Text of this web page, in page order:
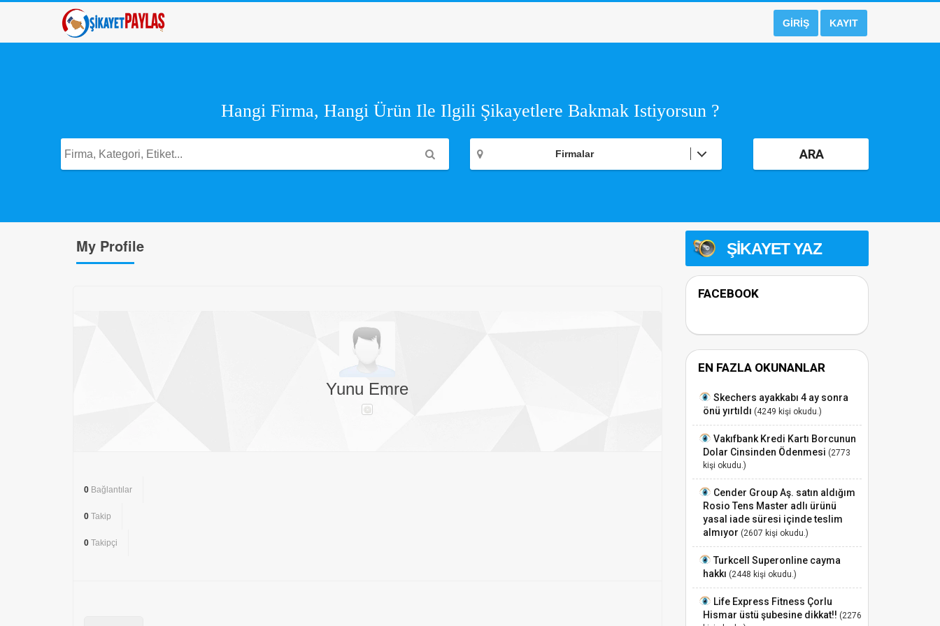
GIRIŞ KAYIT
Hangi Firma, Hangi Ürün Ile Ilgili Şikayetlere Bakmak Istiyorsun ?
Firmalar ARA
My Profile
Yunu Emre
0 Bağlantılar
0 Takip
0 Takipçi
ŞIKAYET YAZ
FACEBOOK
EN FAZLA OKUNANLAR
Skechers ayakkabı 4 ay sonra
önü yırtıldı (4249 kişi okudu.)
Vakıfbank Kredi Kartı Borcunun
Dolar Cinsinden Ödenmesi (2773
kişi okudu.)
Cender Group Aş. satın aldığım
Rosio Tens Master adlı ürünü
yasal iade süresi içinde teslim
almıyor (2607 kişi okudu.)
Turkcell Superonline cayma
hakkı (2448 kişi okudu.)
Life Express Fitness Çorlu
Hismar üstü şubesine dikkat!! (2276